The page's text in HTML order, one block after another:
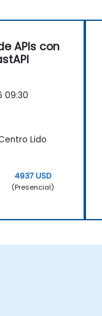
APIs con
09:30
Lido
4937 USD
(Presencial)